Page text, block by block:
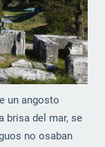
un angosto
brisa del mar, se
no osaban